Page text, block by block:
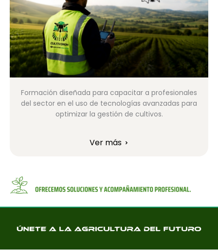
Formación diseñada para capacitar a profesionales
del sector en el uso de tecnologías avanzadas para
optimizar la gestión de cultivos.
Ver más